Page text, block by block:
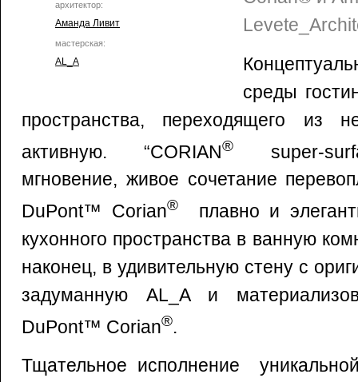
архитектор:
Аманда Ливит
мастерская:
AL_A
среды
пространства, переходящего из
активную. “CORIAN®
super-
мгновение, живое сочетание
DuPont™ Corian®плавно и
кухонного пространства в ванную
наконец, в удивительную стену с
задуманную AL_A и
DuPont™ Corian®.
Тщательное исполнение